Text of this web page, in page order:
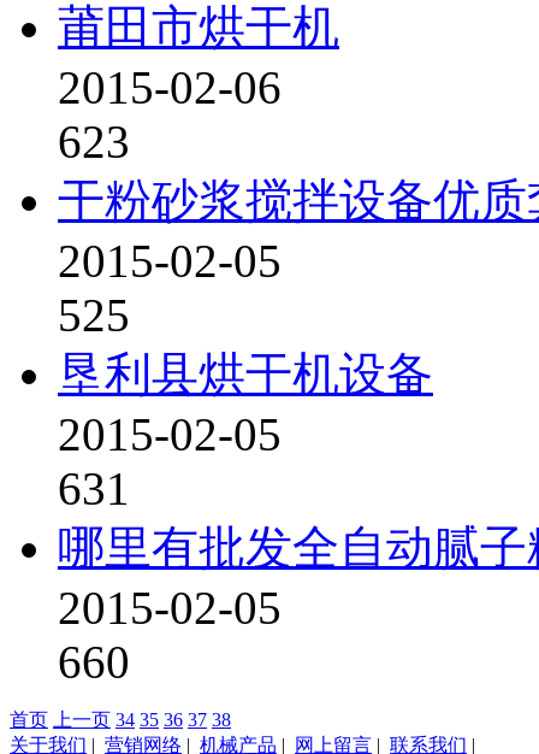
莆田市烘干机
2015-02-06
623
干粉砂浆搅拌设备优质
2015-02-05
525
垦利县烘干机设备
2015-02-05
631
哪里有批发全自动腻
2015-02-05
660
首页 上一页 34 35 36 37 38
关于我们 | 营销网络 | 机械产品 | 网上留言 | 联系我们 |